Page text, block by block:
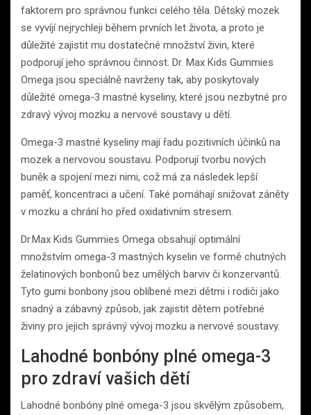
faktorem pro správnou funkci celého těla. Dětský mozek
se vyvíjí nejrychleji během prvních let života, a proto je
důležité zajistit mu dostatečné množství živin, které
podporují jeho správnou činnost. Dr. Max Kids Gummies
Omega jsou speciálně navrženy tak, aby poskytovaly
důležité omega-3 mastné kyseliny, které jsou nezbytné pro
zdravý vývoj mozku a nervové soustavy u dětí.
Omega-3 mastné kyseliny mají řadu pozitivních účinků na
mozek a nervovou soustavu. Podporují tvorbu nových
buněk a spojení mezi nimi, což má za následek lepší
paměť, koncentraci a učení. Také pomáhají snižovat záněty
v mozku a chrání ho před oxidativním stresem.
Dr.Max Kids Gummies Omega obsahují optimální
množstvím omega-3 mastných kyselin ve formě chutných
želatinových bonbonů bez umělých barviv či konzervantů.
Tyto gumi bonbony jsou oblíbené mezi dětmi i rodiči jako
snadný a zábavný způsob, jak zajistit dětem potřebné
živiny pro jejich správný vývoj mozku a nervové soustavy.
Lahodné bonbóny plné omega-3
pro zdraví vašich dětí
Lahodné bonbóny plné omega-3 jsou skvělým způsobem,